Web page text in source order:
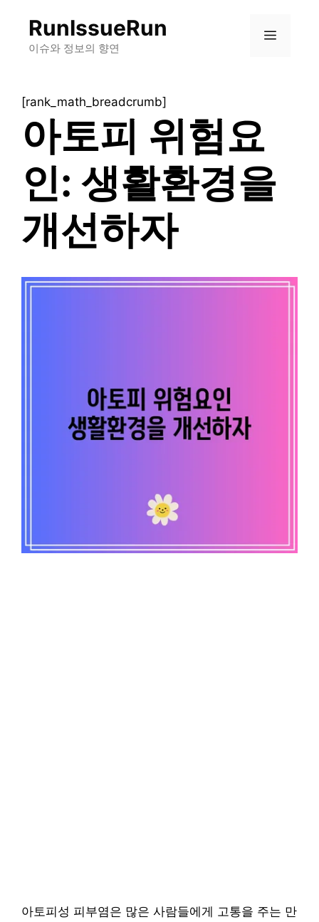
RunIssueRun
이슈와 정보의 향연
메
[rank_math_breadcrumb]
아토피 위험요
인: 생활환경을
개선하자
아토피성 피부염은 많은 사람들에게 고통을 주는 만